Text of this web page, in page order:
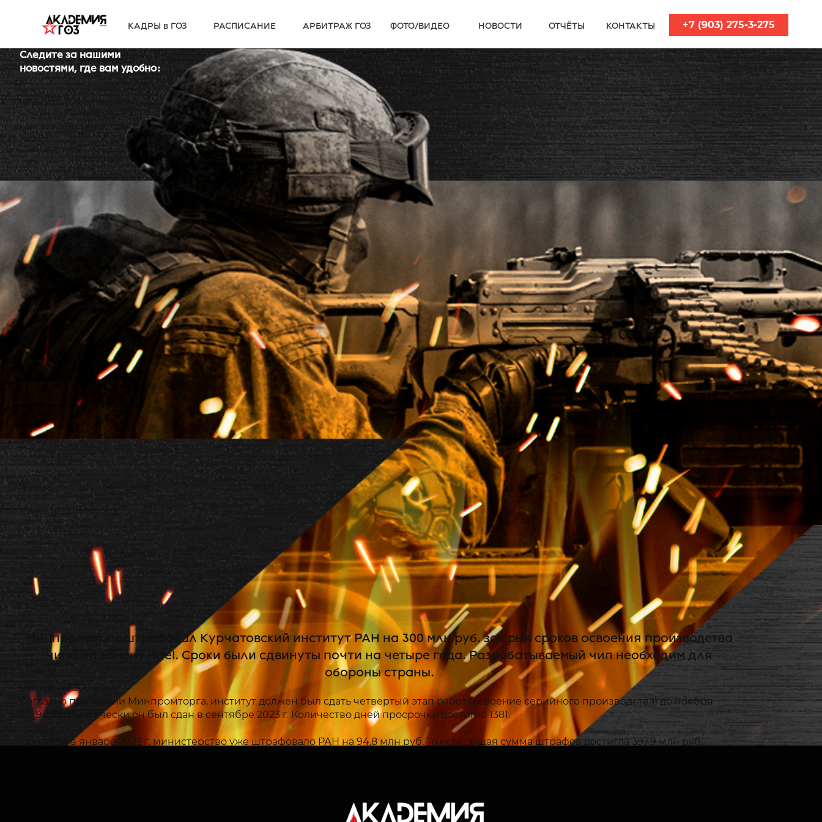
КАДРЫ в ГОЗ РАСПИСАНИЕ АРБИТРАЖ ГОЗ ФОТО/ВИДЕО НОВОСТИ ОТЧЁТЫ КОНТАКТЫ +7 (903) 275-3-275
Следите за нашими
новостями, где вам удобно:
Минпромторг оштрафовал Курчатовский институт РАН на 300 млн руб. за срыв сроков освоения производства
чипа на замену Intel. Сроки были сдвинуты почти на четыре года. Разрабатываемый чип необходим для
обороны страны.
Штраф на 303 млн
Согласно претензии Минпромторга, институт должен был сдать четвертый этап работ (освоение серийного производства) до ноября
2019 г. Но фактически он был сдан в сентябре 2023 г. Количество дней просрочки достигло 1381.
При этом в январе 2022 г. министерство уже штрафовало РАН на 94,8 млн руб. То есть общая сумма штрафов достигла 397,9 млн руб.